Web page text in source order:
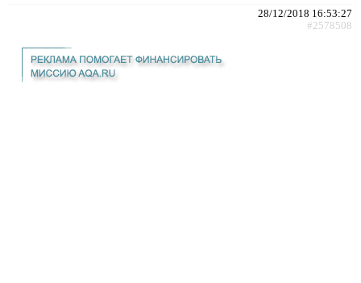
28/12/2018 16:53:27
#2578508